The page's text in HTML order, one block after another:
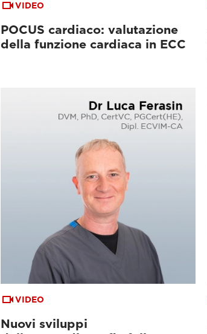
VIDEO
POCUS cardiaco: valutazione
della funzione cardiaca in ECC
VIDEO
Nuovi sviluppi